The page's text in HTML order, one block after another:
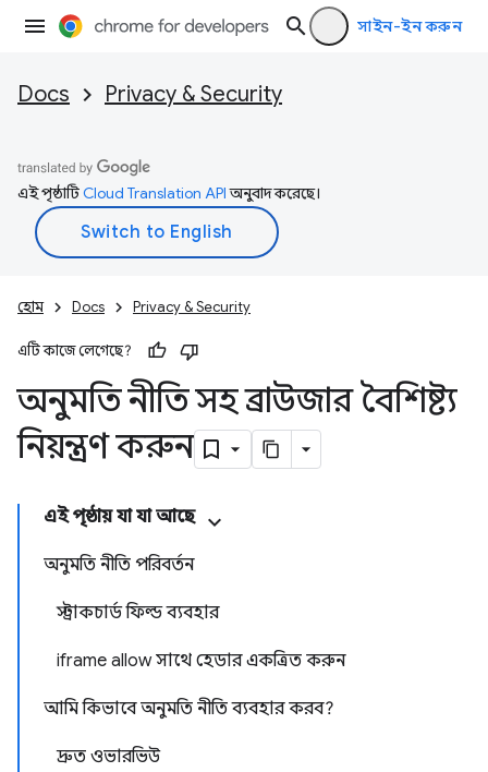
সাইন-ইন করুন
Docs Privacy & Security
এই পৃষ্ঠাটিCloud Translation APIঅনুবাদ করেছে।
হোম Docs Privacy & Security
এটি কাজে লেগেছে?
অনুমতি নীতি সহ ব্রাউজার বৈশিষ্ট্য
নিয়ন্ত্রণ করুন
এই পৃষ্ঠায় যা যা আছে
অনুমতি নীতি পরিবর্তন
স্ট্রাকচার্ড ফিল্ড ব্যবহার
iframe allow সাথে হেডার একত্রিত করুন
আমি কিভাবে অনুমতি নীতি ব্যবহার করব?
দ্রুত ওভারভিউ